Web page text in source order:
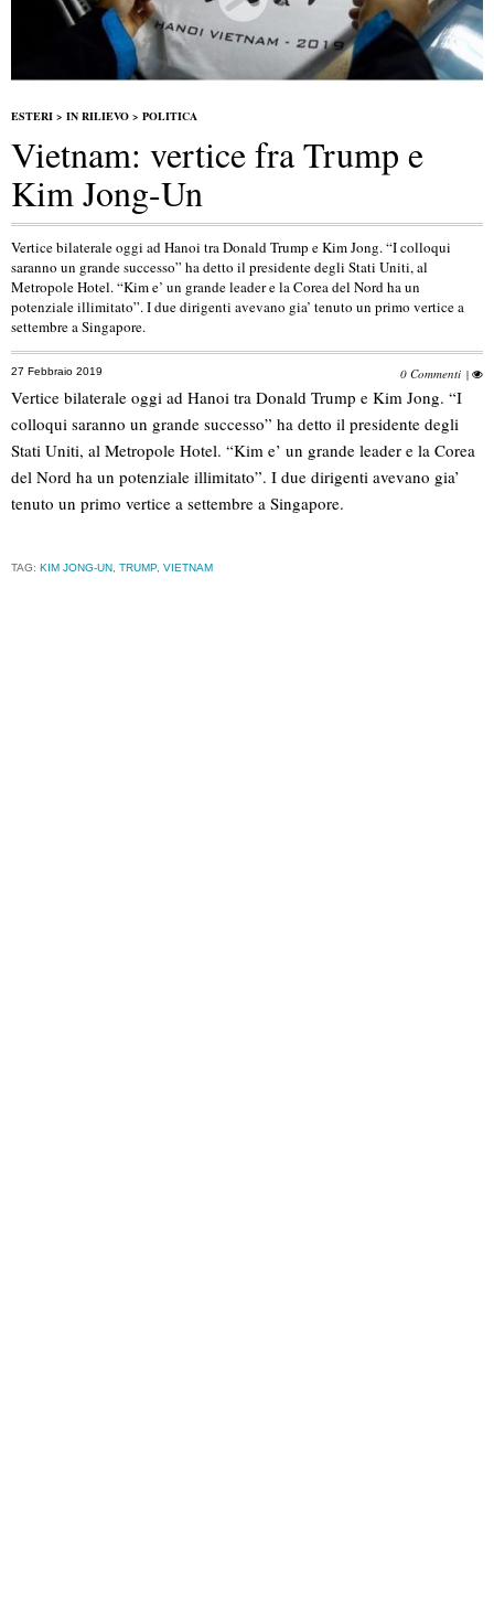
ESTERI > IN RILIEVO > POLITICA
Vietnam: vertice fra Trump e
Kim Jong-Un
Vertice bilaterale oggi ad Hanoi tra Donald Trump e Kim Jong. “I colloqui
saranno un grande successo” ha detto il presidente degli Stati Uniti, al
Metropole Hotel. “Kim e’ un grande leader e la Corea del Nord ha un
potenziale illimitato”. I due dirigenti avevano gia’ tenuto un primo vertice a
settembre a Singapore.
27 Febbraio 2019 0 Commenti |
Vertice bilaterale oggi ad Hanoi tra Donald Trump e Kim Jong. “I
colloqui saranno un grande successo” ha detto il presidente degli
Stati Uniti, al Metropole Hotel. “Kim e’ un grande leader e la Corea
del Nord ha un potenziale illimitato”. I due dirigenti avevano gia’
tenuto un primo vertice a settembre a Singapore.
TAG: KIM JONG-UN, TRUMP, VIETNAM